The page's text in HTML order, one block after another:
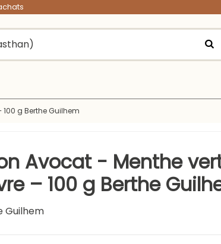
g Berthe Guilhem
Avocat - Menthe
– 100 g Berthe